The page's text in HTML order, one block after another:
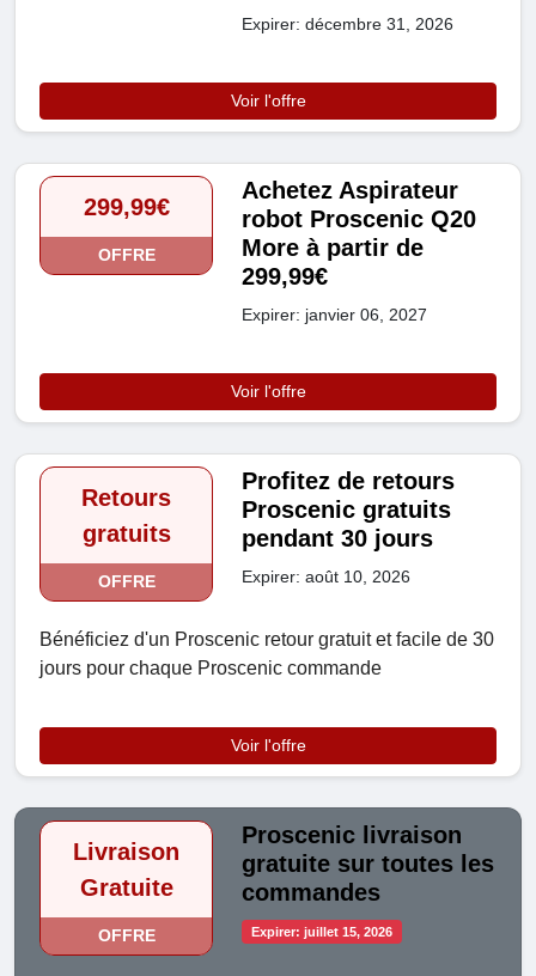
Expirer: décembre 31, 2026
Voir l'offre
299,99€
OFFRE
Achetez Aspirateur
robot Proscenic Q20
More à partir de
299,99€
Expirer: janvier 06, 2027
Voir l'offre
Retours
gratuits
OFFRE
Profitez de retours
Proscenic gratuits
pendant 30 jours
Expirer: août 10, 2026
Bénéficiez d'un Proscenic retour gratuit et facile de 30
jours pour chaque Proscenic commande
Voir l'offre
Livraison
Gratuite
OFFRE
Proscenic livraison
gratuite sur toutes les
commandes
Expirer: juillet 15, 2026